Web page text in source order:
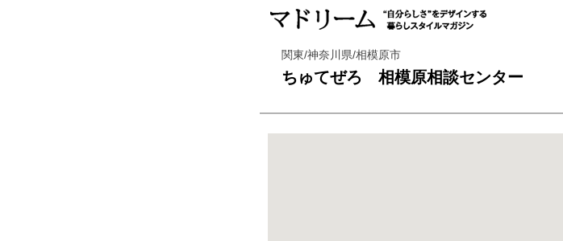
関東/神奈川県/相模原市
ちゅてぜろ 相模原相談センター